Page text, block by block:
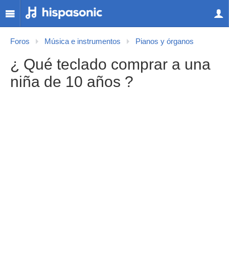
Foros Música e instrumentos Pianos y órganos
¿ Qué teclado comprar a una
niña de 10 años ?